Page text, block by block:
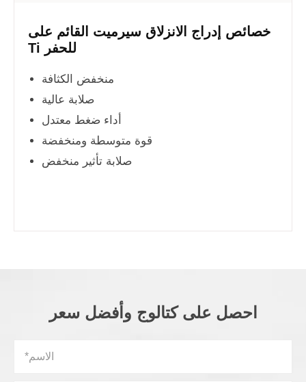
خصائص إدراج الانزلاق سيرميت القائم على
Ti للحفر
منخفض الكثافة
صلابة عالية
أداء ضغط معتدل
قوة متوسطة ومنخفضة
صلابة تأثير منخفض
احصل على كتالوج وأفضل سعر